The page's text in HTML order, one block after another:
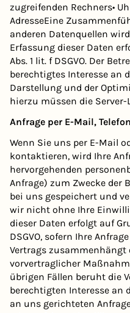
zugreifenden Rechners•
AdresseEine
anderen Datenquellen
Erfassung dieser Daten
Abs. 1 lit. f DSGVO. Der
berechtigtes Interesse an
Darstellung und der
hierzu müssen die
Anfrage per E-Mail,
Wenn Sie uns per E-Mail
kontaktieren, wird Ihre
hervorgehenden
Anfrage) zum Zwecke der
bei uns gespeichert und
wir nicht ohne Ihre
dieser Daten erfolgt auf
DSGVO, sofern Ihre
Vertrags
vorvertraglicher
übrigen Fällen beruht die
berechtigten Interesse an
an uns gerichteten